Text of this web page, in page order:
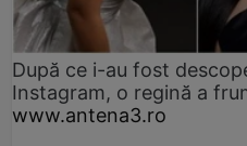
După ce i-au fost
Instagram, o regină a
www.antena3.ro